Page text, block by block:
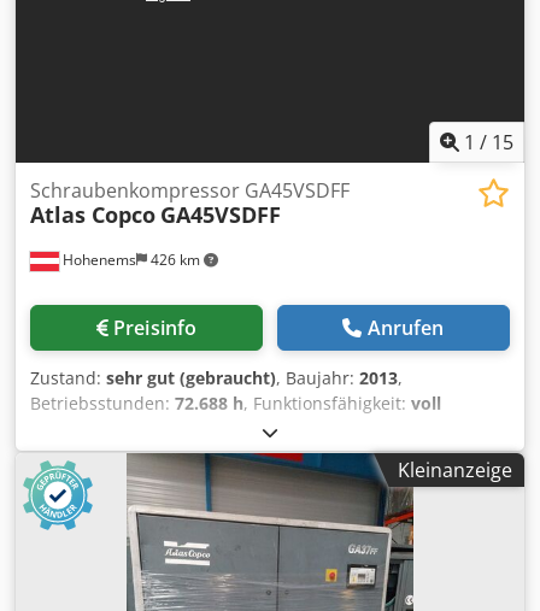
1 / 15
Hohenems 426 km
Schraubenkompressor GA45VSDFF
Atlas Copco GA45VSDFF
Preisinfo Anrufen
Zustand: sehr gut (gebraucht), Baujahr: 2013,
Betriebsstunden: 72.688 h, Funktionsfähigkeit: voll
, Schraubenkompressor Atlas Copco
GA45VSDFF Cjdsznlx Sspfx Akkoha Umrichter und Trockner
integriert. 45 kW 12,75 bar 8,67 m3/min Baujahr: 2013
Betriebsstunden: 72.688 h
Kleinanzeige